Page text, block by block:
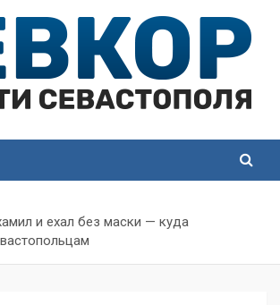
и ехал без маски — куда